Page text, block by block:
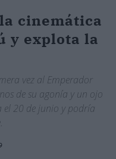
cinemática
y explota la
vez al Emperador
de su agonía y un ojo
el 20 de junio y podría